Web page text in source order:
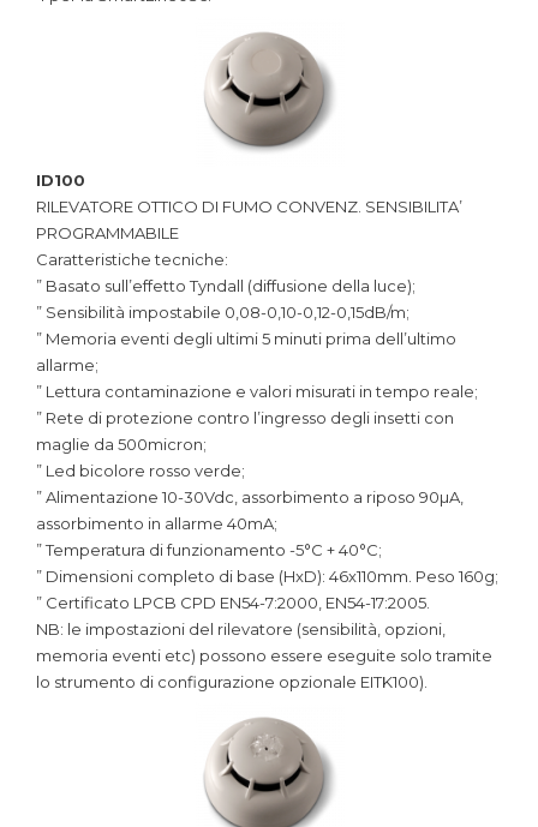
ID100
RILEVATORE OTTICO DI FUMO CONVENZ. SENSIBILITA’
PROGRAMMABILE
Caratteristiche tecniche:
” Basato sull’effetto Tyndall (diffusione della luce);
” Sensibilità impostabile 0,08-0,10-0,12-0,15dB/m;
” Memoria eventi degli ultimi 5 minuti prima dell’ultimo
allarme;
” Lettura contaminazione e valori misurati in tempo reale;
” Rete di protezione contro l’ingresso degli insetti con
maglie da 500micron;
” Led bicolore rosso verde;
” Alimentazione 10-30Vdc, assorbimento a riposo 90µA,
assorbimento in allarme 40mA;
” Temperatura di funzionamento -5°C + 40°C;
” Dimensioni completo di base (HxD): 46x110mm. Peso 160g;
” Certificato LPCB CPD EN54-7:2000, EN54-17:2005.
NB: le impostazioni del rilevatore (sensibilità, opzioni,
memoria eventi etc) possono essere eseguite solo tramite
lo strumento di configurazione opzionale EITK100).